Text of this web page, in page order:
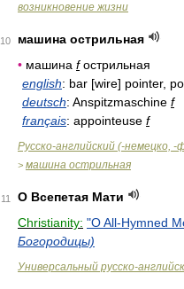
возникновение жизни
10
машина острильная
• машина fострильная
english: bar [wire] pointer,
deutsch: Anspitzmaschine f
français: appointeuse f
Русско-английский (-немецко,
> машина острильная
11
О Всепетая Мати
Christianity: "O All-Hymned
Богородицы)
Универсальный русско-